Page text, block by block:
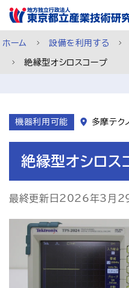
スキップして本文へ
チャットで相談 ご
ホーム 設備を利用する
絶縁型オシロスコープ
機器利用可能 多摩テク
絶縁型オシロス
最終更新日2026年3月
機器利用ページ